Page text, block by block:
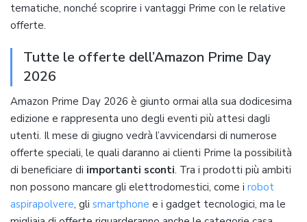
tematiche, nonché scoprire i vantaggi Prime con le relative
offerte.
Tutte le offerte dell’Amazon Prime Day
2026
Amazon Prime Day 2026 è giunto ormai alla sua dodicesima
edizione e rappresenta uno degli eventi più attesi dagli
utenti. Il mese di giugno vedrà l’avvicendarsi di numerose
offerte speciali, le quali daranno ai clienti Prime la possibilità
di beneficiare di importanti sconti. Tra i prodotti più ambiti
non possono mancare gli elettrodomestici, come i robot
aspirapolvere, gli smartphone e i gadget tecnologici, ma le